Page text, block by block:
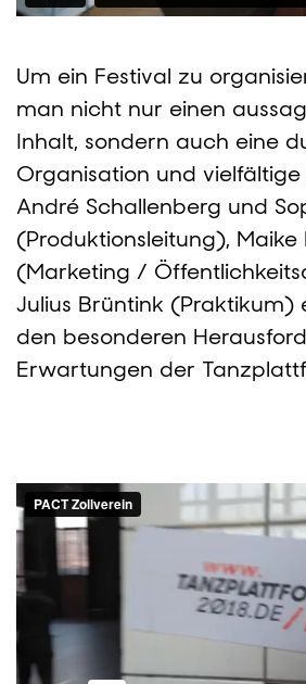
Um ein Festival zu
man nicht nur einen
Inhalt, sondern auch eine
Organisation und
André Schallenberg und
(Produktionsleitung), Maike
(Marketing /
Julius Brüntink (Praktikum)
den besonderen
Erwartungen der